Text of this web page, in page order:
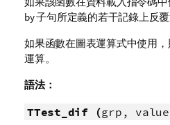
by 子句所定義的若干記錄上反覆
如果函數在圖表運算式中使用
運算。
語法：
TTest_dif (grp,